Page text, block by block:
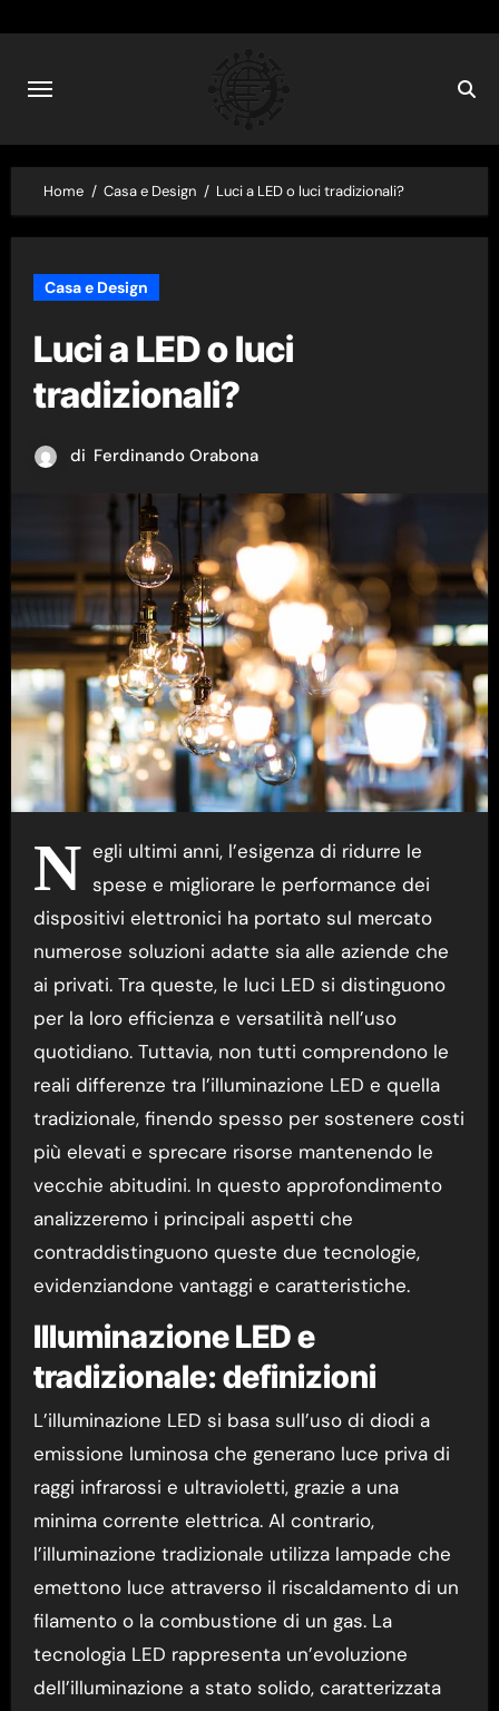
content
Home Casa e Design Luci a LED o luci tradizionali?
Casa e Design
Luci a LED o luci
tradizionali?
di Ferdinando Orabona
N egli ultimi anni, l’esigenza di ridurre le
spese e migliorare le performance dei
dispositivi elettronici ha portato sul mercato
numerose soluzioni adatte sia alle aziende che
ai privati. Tra queste, le luci LED si distinguono
per la loro efficienza e versatilità nell’uso
quotidiano. Tuttavia, non tutti comprendono le
reali differenze tra l’illuminazione LED e quella
tradizionale, finendo spesso per sostenere costi
più elevati e sprecare risorse mantenendo le
vecchie abitudini. In questo approfondimento
analizzeremo i principali aspetti che
contraddistinguono queste due tecnologie,
evidenziandone vantaggi e caratteristiche.
Illuminazione LED e
tradizionale: definizioni
L’illuminazione LED si basa sull’uso di diodi a
emissione luminosa che generano luce priva di
raggi infrarossi e ultravioletti, grazie a una
minima corrente elettrica. Al contrario,
l’illuminazione tradizionale utilizza lampade che
emettono luce attraverso il riscaldamento di un
filamento o la combustione di un gas. La
tecnologia LED rappresenta un’evoluzione
dell’illuminazione a stato solido, caratterizzata